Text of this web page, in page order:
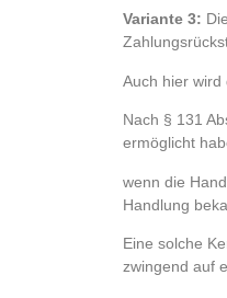
Variante 3:
Auch hier wird
Nach § 131
ermöglicht
wenn die
Handlung
Eine solche
zwingend auf